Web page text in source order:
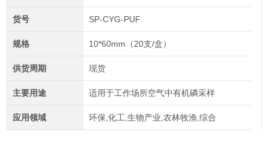
货号 SP-CYG-PUF
规格 10*60mm（20支/盒）
供货周期 现货
主要用途 适用于工作场所空气中有机磷采样
应用领域 环保,化工,生物产业,农林牧渔,综合